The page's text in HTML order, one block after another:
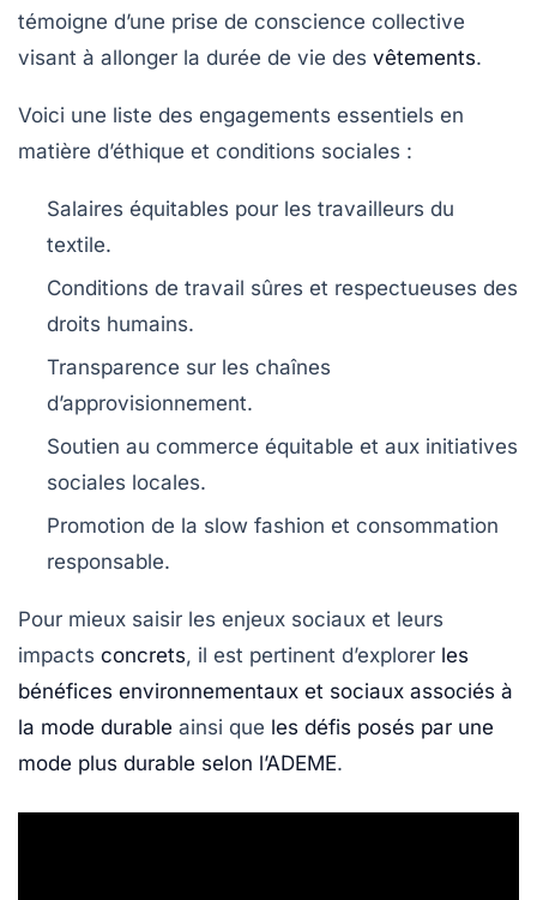
témoigne d’une prise de conscience collective
visant à allonger la durée de vie des vêtements.
Voici une liste des engagements essentiels en
matière d’éthique et conditions sociales :
Salaires équitables pour les travailleurs du
textile.
Conditions de travail sûres et respectueuses des
droits humains.
Transparence sur les chaînes
d’approvisionnement.
Soutien au commerce équitable et aux initiatives
sociales locales.
Promotion de la slow fashion et consommation
responsable.
Pour mieux saisir les enjeux sociaux et leurs
impacts concrets, il est pertinent d’explorer les
bénéfices environnementaux et sociaux associés à
la mode durable ainsi que les défis posés par une
mode plus durable selon l’ADEME.